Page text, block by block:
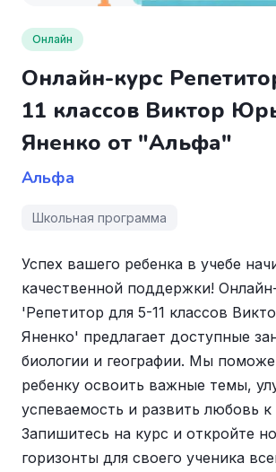
Онлайн
Онлайн-курс
11 классов Виктор
Яненко от "Альфа"
Альфа
Школьная программа
Успех вашего ребенка в учебе
качественной поддержки!
'Репетитор для 5-11 классов
Яненко' предлагает доступные
биологии и географии. Мы
ребенку освоить важные темы,
успеваемость и развить любовь к
Запишитесь на курс и откройте
горизонты для своего ученика